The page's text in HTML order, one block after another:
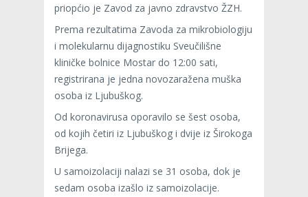
priopćio je Zavod za javno zdravstvo ŽZH.
Prema rezultatima Zavoda za mikrobiologiju
i molekularnu dijagnostiku Sveučilišne
kliničke bolnice Mostar do 12:00 sati,
registrirana je jedna novozaražena muška
osoba iz Ljubuškog.
Od koronavirusa oporavilo se šest osoba,
od kojih četiri iz Ljubuškog i dvije iz Širokoga
Brijega.
U samoizolaciji nalazi se 31 osoba, dok je
sedam osoba izašlo iz samoizolacije.